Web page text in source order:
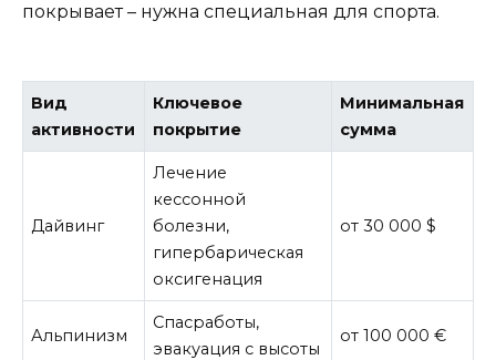
покрывает – нужна специальная для спорта.
Вид
активности
Ключевое
покрытие
Минимальная
сумма
Дайвинг
Лечение
кессонной
болезни,
гипербарическая
оксигенация
от 30 000 $
Альпинизм
Спасработы,
эвакуация с высоты
от 100 000 €